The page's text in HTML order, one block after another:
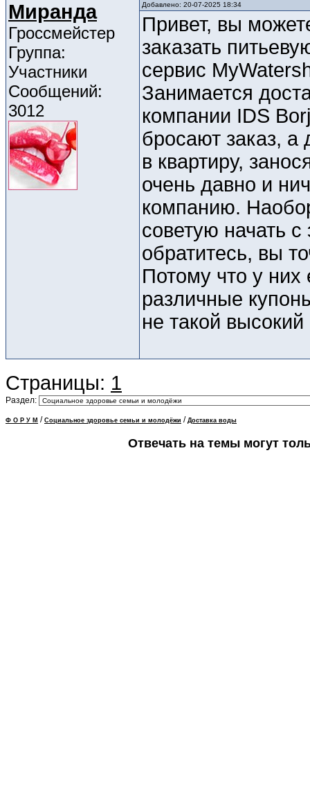
Миранда
Гроссмейстер
Группа:
Участники
Сообщений:
3012
Добавлено: 20-07-2025 18:34
Привет, вы
заказать
сервис
Занимается
компании IDS
бросают заказ, а
в квартиру,
очень давно и
компанию.
советую начать
обратитесь, вы
Потому что у
различные
не такой высокий
Страницы: 1
Раздел:
Ф О Р У М / Социальное здоровье семьи и молодёжи / Доставка воды
Отвечать на темы могут